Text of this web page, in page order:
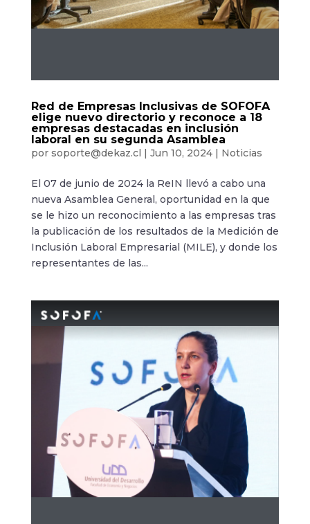
Red de Empresas Inclusivas de SOFOFA
elige nuevo directorio y reconoce a 18
empresas destacadas en inclusión
laboral en su segunda Asamblea
por soporte@dekaz.cl | Jun 10, 2024| Noticias
El 07 de junio de 2024 la ReIN llevó a cabo una
nueva Asamblea General, oportunidad en la que
se le hizo un reconocimiento a las empresas tras
la publicación de los resultados de la Medición de
Inclusión Laboral Empresarial (MILE), y donde los
representantes de las...